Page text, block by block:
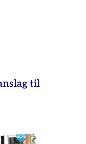
til